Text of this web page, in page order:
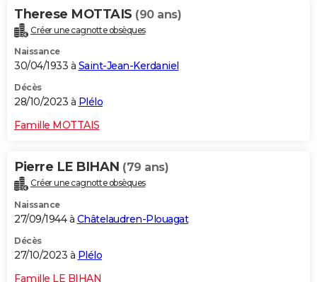
Therese MOTTAIS (90 ans)
Créer une cagnotte obsèques
Naissance
30/04/1933 à Saint-Jean-Kerdaniel
Décès
28/10/2023 à Plélo
Famille MOTTAIS
Pierre LE BIHAN (79 ans)
Créer une cagnotte obsèques
Naissance
27/09/1944 à Châtelaudren-Plouagat
Décès
27/10/2023 à Plélo
Famille LE BIHAN